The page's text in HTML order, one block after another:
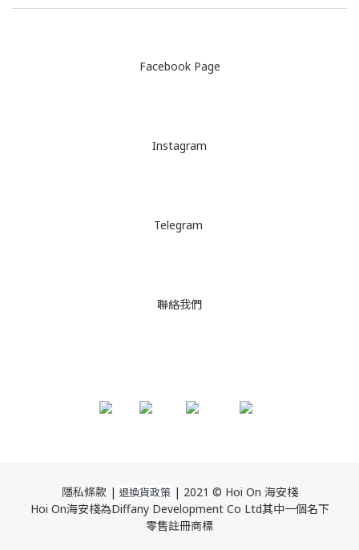
Facebook Page
Instagram
Telegram
聯絡我們
隱私條款 | 退換貨政策| 2021 © Hoi On 海安棧
Hoi On海安棧為Diffany Development Co Ltd其中一個名下
零售註冊商標